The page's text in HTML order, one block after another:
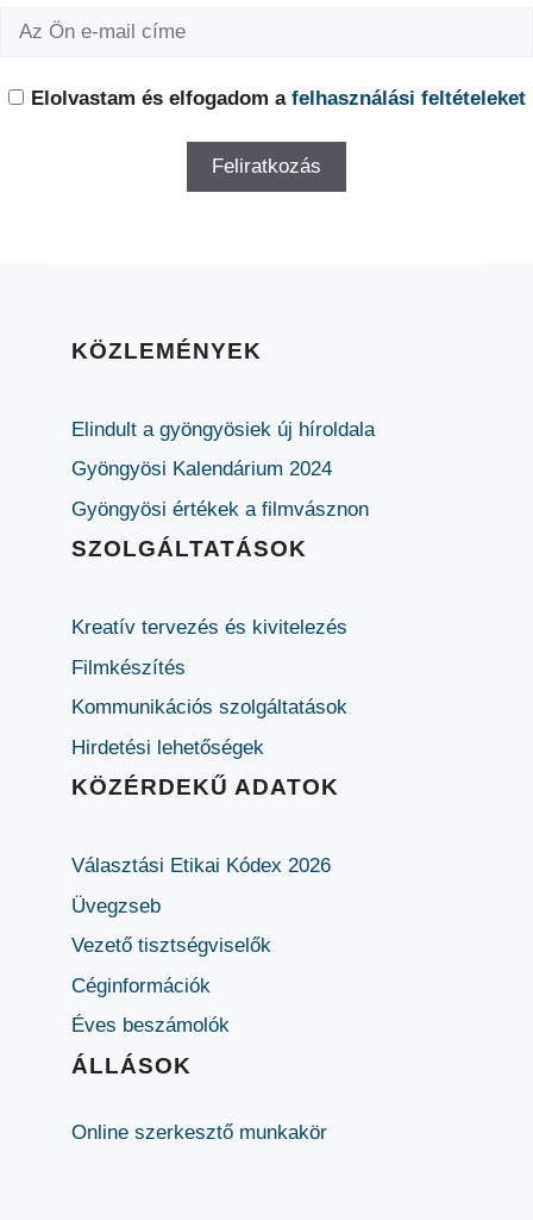
Elolvastam és elfogadom a felhasználási feltételeket
KÖZLEMÉNYEK
Elindult a gyöngyösiek új híroldala
Gyöngyösi Kalendárium 2024
Gyöngyösi értékek a filmvásznon
SZOLGÁLTATÁSOK
Kreatív tervezés és kivitelezés
Filmkészítés
Kommunikációs szolgáltatások
Hirdetési lehetőségek
KÖZÉRDEKŰ ADATOK
Választási Etikai Kódex 2026
Üvegzseb
Vezető tisztségviselők
Céginformációk
Éves beszámolók
ÁLLÁSOK
Online szerkesztő munkakör